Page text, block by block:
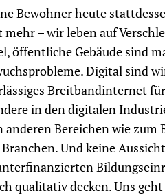
Bewohner heute
– wir leben auf
öffentliche Gebäude sind
Digital sind
Breitbandinternet
in den digitalen
Bereichen wie zum
Und keine
qualitativ decken. Uns geht